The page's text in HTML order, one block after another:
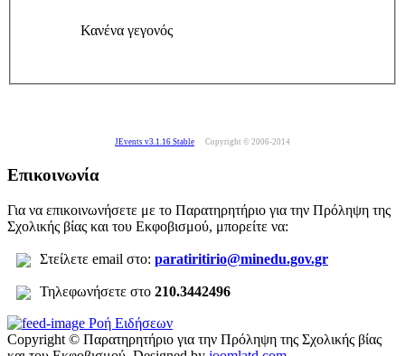
Κανένα γεγονός
JEvents v3.1.16 Stable Copyright © 2006-2014
Επικοινωνία
Για να επικοινωνήσετε με το Παρατηρητήριο για την Πρόληψη της
Σχολικής βίας και του Εκφοβισμού, μπορείτε να:
Στείλετε email στο: paratiritirio@minedu.gov.gr
Τηλεφωνήσετε στο 210.3442496
Ροή Ειδήσεων
Copyright © Παρατηρητήριο για την Πρόληψη της Σχολικής βίας